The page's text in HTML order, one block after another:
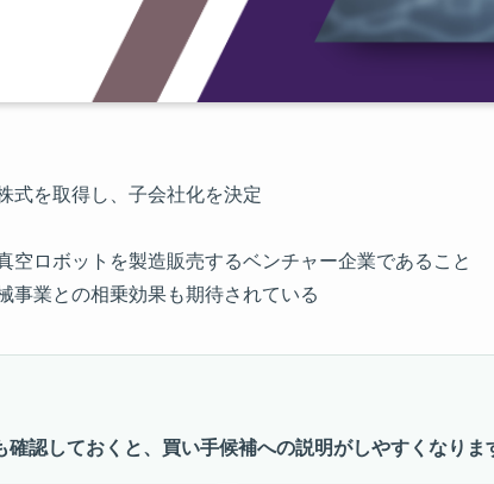
式を取得し、子会社化を決定
ロボットを製造販売するベンチャー企業であること
事業との相乗効果も期待されている
認しておくと、買い手候補への説明がしやすくなりま